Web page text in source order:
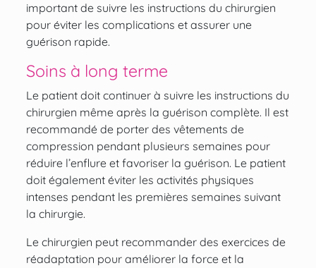
important de suivre les instructions du chirurgien
pour éviter les complications et assurer une
guérison rapide.
Soins à long terme
Le patient doit continuer à suivre les instructions du
chirurgien même après la guérison complète. Il est
recommandé de porter des vêtements de
compression pendant plusieurs semaines pour
réduire l’enflure et favoriser la guérison. Le patient
doit également éviter les activités physiques
intenses pendant les premières semaines suivant
la chirurgie.
Le chirurgien peut recommander des exercices de
réadaptation pour améliorer la force et la